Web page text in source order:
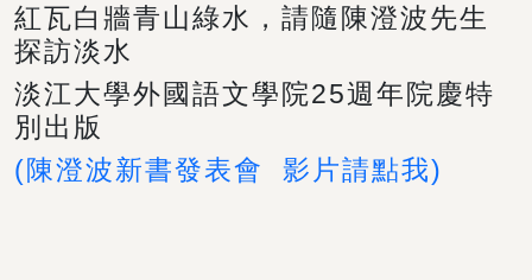
紅瓦白牆青山綠水，請隨陳澄波先生
探訪淡水
淡江大學外國語文學院25週年院慶特
別出版
(陳澄波新書發表會 影片請點我)